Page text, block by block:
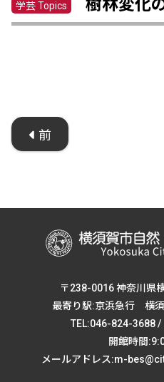
学芸 Topics 樹林変化
前
〒238-0016 神奈川県
最寄り駅:京浜急行 横
TEL:046-824-3688
開館時間
メールアドレス:m-